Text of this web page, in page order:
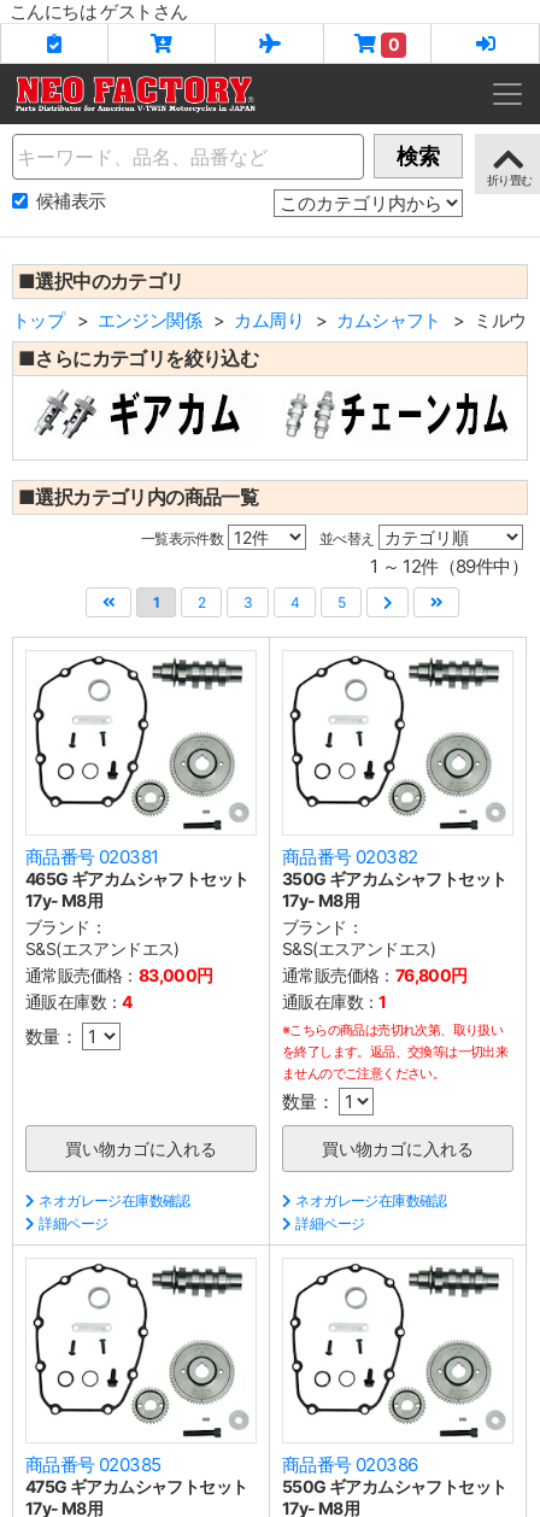
こんにちは ゲストさん
0
Name 検索
候補表示
■選択中のカテゴリ
トップ エンジン関係 カム周り カムシャフト ミルウ
■さらにカテゴリを絞り込む
■選択カテゴリ内の商品一覧
一覧表示件数 並べ替え
1 ～ 12件（89件中）
1 2 3 4 5
商品番号 020381
465G ギアカムシャフトセット
17y- M8用
ブランド：
S&S(エスアンドエス)
通常販売価格： 83,000円
通販在庫数：4
数量：
ネオガレージ在庫数確認
詳細ページ
商品番号 020382
350G ギアカムシャフトセット
17y- M8用
ブランド：
S&S(エスアンドエス)
通常販売価格： 76,800円
通販在庫数：1
※こちらの商品は売切れ次第、取り扱い
を終了します。返品、交換等は一切出来
ませんのでご注意ください。
数量：
ネオガレージ在庫数確認
詳細ページ
商品番号 020385
475G ギアカムシャフトセット
17y- M8用
商品番号 020386
550G ギアカムシャフトセット
17y- M8用